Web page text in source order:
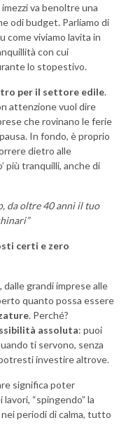
va benoltre una
odi budget. Parliamo di
come viviamo lavita in
con cui
lo stopestivo.
per il settore edile.
attenzione vuol dire
che rovinano le ferie
In fondo, è proprio
dietro alle
più tranquilli, anche di
da oltre 40 anni il tuo
”
certi e zero
grandi imprese alle
quanto possa essere
. Perché?
assoluta: puoi
ti servono, senza
investire altrove.
significa poter
“spingendo” la
periodi di calma, tutto